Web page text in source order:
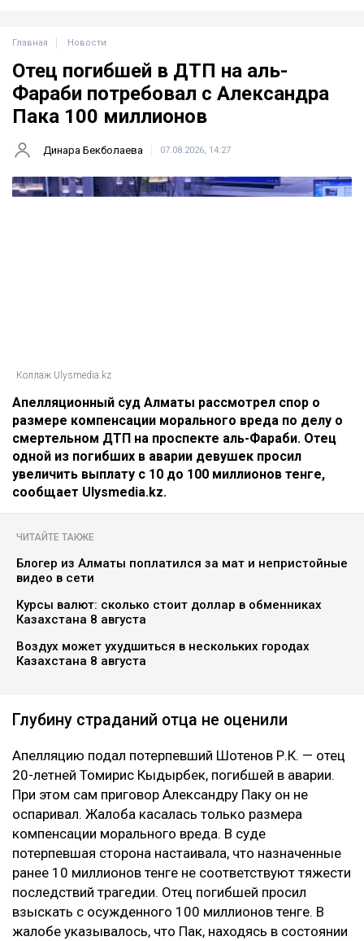
Главная Новости
Отец погибшей в ДТП на аль-
Фараби потребовал с Александра
Пака 100 миллионов
Динара Бекболаева 07.08.2026, 14:27
Коллаж Ulysmedia.kz
Апелляционный суд Алматы рассмотрел спор о
размере компенсации морального вреда по делу о
смертельном ДТП на проспекте аль-Фараби. Отец
одной из погибших в аварии девушек просил
увеличить выплату с 10 до 100 миллионов тенге,
сообщает Ulysmedia.kz.
ЧИТАЙТЕ ТАКЖЕ
Блогер из Алматы поплатился за мат и непристойные
видео в сети
Курсы валют: сколько стоит доллар в обменниках
Казахстана 8 августа
Воздух может ухудшиться в нескольких городах
Казахстана 8 августа
Глубину страданий отца не оценили
Апелляцию подал потерпевший Шотенов Р.К. — отец
20-летней Томирис Кыдырбек, погибшей в аварии.
При этом сам приговор Александру Паку он не
оспаривал. Жалоба касалась только размера
компенсации морального вреда. В суде
потерпевшая сторона настаивала, что назначенные
ранее 10 миллионов тенге не соответствуют тяжести
последствий трагедии. Отец погибшей просил
взыскать с осужденного 100 миллионов тенге. В
жалобе указывалось, что Пак, находясь в состоянии